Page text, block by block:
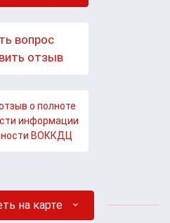
вопрос
отзыв
о полноте
информации
ВОККДЦ
на карте